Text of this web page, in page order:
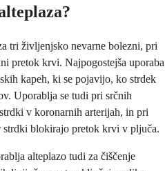
tri življenjsko nevarne bolezni, pri
pretok krvi. Najpogostejša uporaba
kapeh, ki se pojavijo, ko strdek
Uporablja se tudi pri srčnih
v koronarnih arterijah, in pri
blokirajo pretok krvi v pljuča.
alteplazo tudi za čiščenje